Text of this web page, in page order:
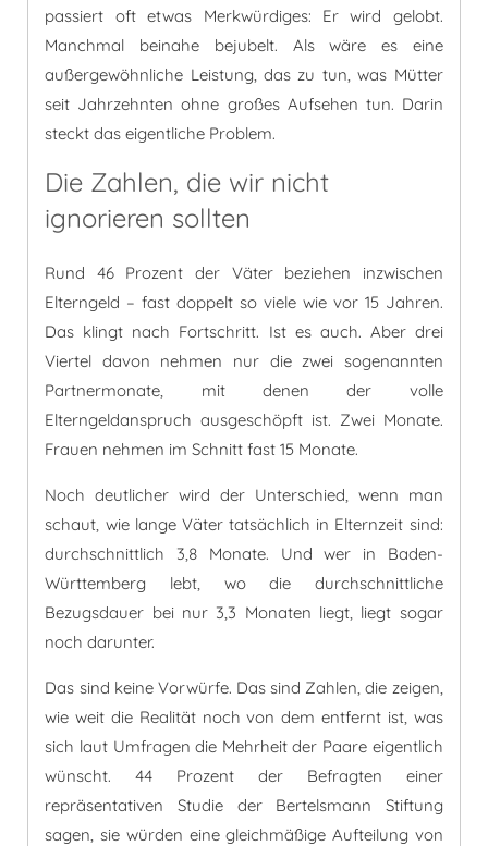
passiert oft etwas Merkwürdiges: Er wird gelobt.
Manchmal beinahe bejubelt. Als wäre es eine
außergewöhnliche Leistung, das zu tun, was Mütter
seit Jahrzehnten ohne großes Aufsehen tun. Darin
steckt das eigentliche Problem.
Die Zahlen, die wir nicht
ignorieren sollten
Rund 46 Prozent der Väter beziehen inzwischen
Elterngeld – fast doppelt so viele wie vor 15 Jahren.
Das klingt nach Fortschritt. Ist es auch. Aber drei
Viertel davon nehmen nur die zwei sogenannten
Partnermonate, mit denen der volle
Elterngeldanspruch ausgeschöpft ist. Zwei Monate.
Frauen nehmen im Schnitt fast 15 Monate.
Noch deutlicher wird der Unterschied, wenn man
schaut, wie lange Väter tatsächlich in Elternzeit sind:
durchschnittlich 3,8 Monate. Und wer in Baden-
Württemberg lebt, wo die durchschnittliche
Bezugsdauer bei nur 3,3 Monaten liegt, liegt sogar
noch darunter.
Das sind keine Vorwürfe. Das sind Zahlen, die zeigen,
wie weit die Realität noch von dem entfernt ist, was
sich laut Umfragen die Mehrheit der Paare eigentlich
wünscht. 44 Prozent der Befragten einer
repräsentativen Studie der Bertelsmann Stiftung
sagen, sie würden eine gleichmäßige Aufteilung von